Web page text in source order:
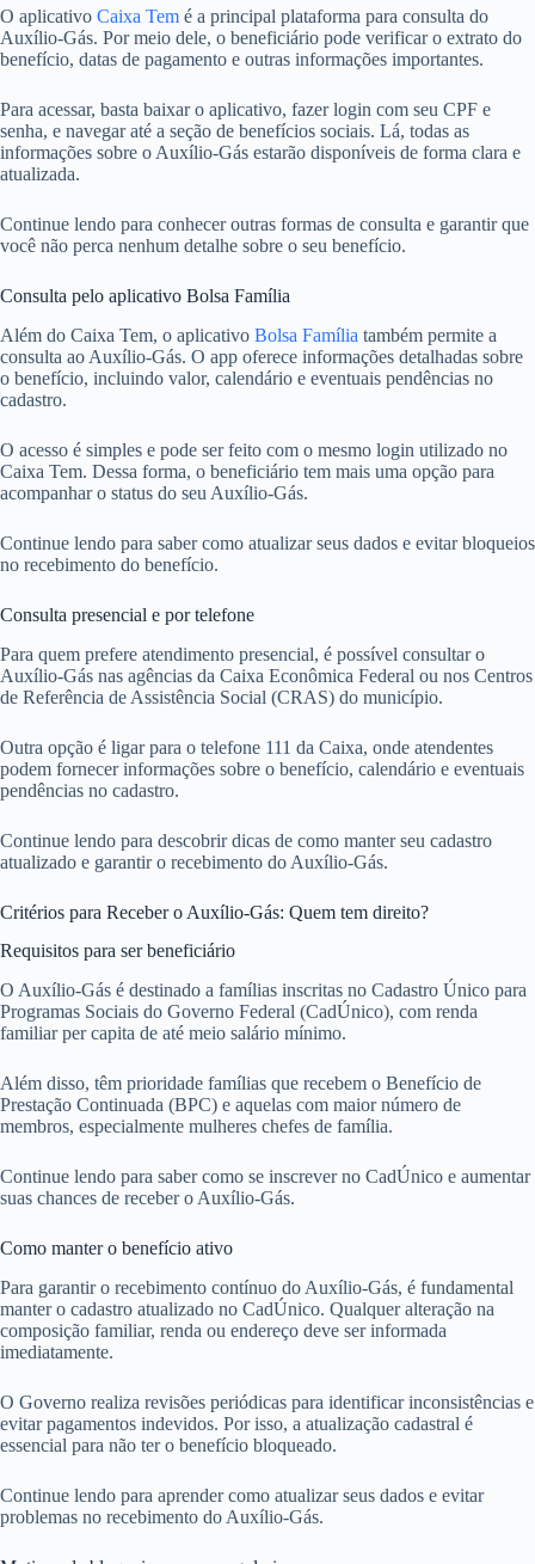
O aplicativo Caixa Tem é a principal plataforma para consulta do
Auxílio-Gás. Por meio dele, o beneficiário pode verificar o extrato do
benefício, datas de pagamento e outras informações importantes.
Para acessar, basta baixar o aplicativo, fazer login com seu CPF e
senha, e navegar até a seção de benefícios sociais. Lá, todas as
informações sobre o Auxílio-Gás estarão disponíveis de forma clara e
atualizada.
Continue lendo para conhecer outras formas de consulta e garantir que
você não perca nenhum detalhe sobre o seu benefício.
Consulta pelo aplicativo Bolsa Família
Além do Caixa Tem, o aplicativo Bolsa Família também permite a
consulta ao Auxílio-Gás. O app oferece informações detalhadas sobre
o benefício, incluindo valor, calendário e eventuais pendências no
cadastro.
O acesso é simples e pode ser feito com o mesmo login utilizado no
Caixa Tem. Dessa forma, o beneficiário tem mais uma opção para
acompanhar o status do seu Auxílio-Gás.
Continue lendo para saber como atualizar seus dados e evitar bloqueios
no recebimento do benefício.
Consulta presencial e por telefone
Para quem prefere atendimento presencial, é possível consultar o
Auxílio-Gás nas agências da Caixa Econômica Federal ou nos Centros
de Referência de Assistência Social (CRAS) do município.
Outra opção é ligar para o telefone 111 da Caixa, onde atendentes
podem fornecer informações sobre o benefício, calendário e eventuais
pendências no cadastro.
Continue lendo para descobrir dicas de como manter seu cadastro
atualizado e garantir o recebimento do Auxílio-Gás.
Critérios para Receber o Auxílio-Gás: Quem tem direito?
Requisitos para ser beneficiário
O Auxílio-Gás é destinado a famílias inscritas no Cadastro Único para
Programas Sociais do Governo Federal (CadÚnico), com renda
familiar per capita de até meio salário mínimo.
Além disso, têm prioridade famílias que recebem o Benefício de
Prestação Continuada (BPC) e aquelas com maior número de
membros, especialmente mulheres chefes de família.
Continue lendo para saber como se inscrever no CadÚnico e aumentar
suas chances de receber o Auxílio-Gás.
Como manter o benefício ativo
Para garantir o recebimento contínuo do Auxílio-Gás, é fundamental
manter o cadastro atualizado no CadÚnico. Qualquer alteração na
composição familiar, renda ou endereço deve ser informada
imediatamente.
O Governo realiza revisões periódicas para identificar inconsistências e
evitar pagamentos indevidos. Por isso, a atualização cadastral é
essencial para não ter o benefício bloqueado.
Continue lendo para aprender como atualizar seus dados e evitar
problemas no recebimento do Auxílio-Gás.